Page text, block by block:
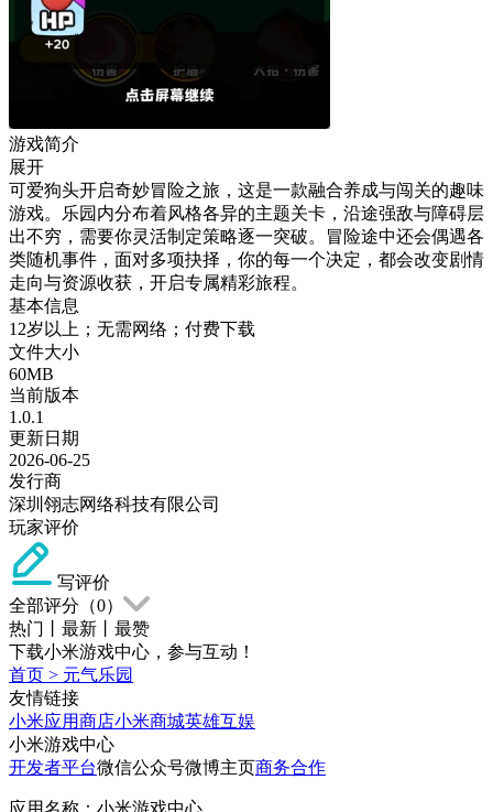
游戏简介
展开
可爱狗头开启奇妙冒险之旅，这是一款融合养成与闯关的趣味
游戏。乐园内分布着风格各异的主题关卡，沿途强敌与障碍层
出不穷，需要你灵活制定策略逐一突破。冒险途中还会偶遇各
类随机事件，面对多项抉择，你的每一个决定，都会改变剧情
走向与资源收获，开启专属精彩旅程。
基本信息
12岁以上；无需网络；付费下载
文件大小
60MB
当前版本
1.0.1
更新日期
2026-06-25
发行商
深圳翎志网络科技有限公司
玩家评价
写评价
全部评分（0）
热门
最新
最赞
下载小米游戏中心，参与互动！
首页 > 元气乐园
友情链接
小米应用商店小米商城英雄互娱
小米游戏中心
开发者平台微信公众号微博主页商务合作
应用名称：小米游戏中心